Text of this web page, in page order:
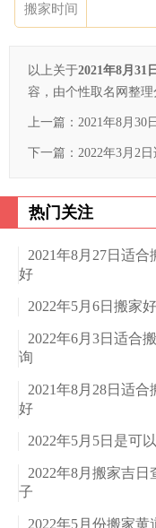
搬家时间
以上关于2021年8月31
容，由个性取名网整理
上一篇： 2021年8月30
下一篇： 2022年3月2
热门关注
2021年8月27日适
好
2022年5月6日搬家
2022年6月3日适合
询
2021年8月28日适
好
2022年5月5日是可
2022年8月搬家吉日
子
2022年5月份搬家